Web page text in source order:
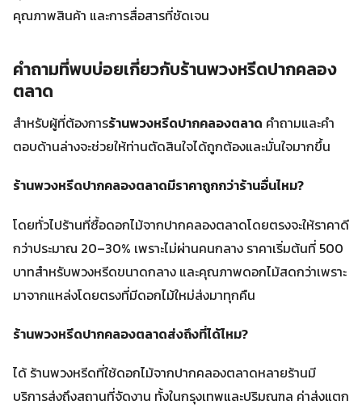
คุณภาพสินค้า และการสื่อสารที่ชัดเจน
คำถามที่พบบ่อยเกี่ยวกับร้านพวงหรีดปากคลอง
ตลาด
สำหรับผู้ที่ต้องการร้านพวงหรีดปากคลองตลาด คำถามและคำ
ตอบด้านล่างจะช่วยให้ท่านตัดสินใจได้ถูกต้องและมั่นใจมากขึ้น
ร้านพวงหรีดปากคลองตลาดมีราคาถูกกว่าร้านอื่นไหม?
โดยทั่วไปร้านที่ซื้อดอกไม้จากปากคลองตลาดโดยตรงจะให้ราคาดี
กว่าประมาณ 20–30% เพราะไม่ผ่านคนกลาง ราคาเริ่มต้นที่ 500
บาทสำหรับพวงหรีดขนาดกลาง และคุณภาพดอกไม้สดกว่าเพราะ
มาจากแหล่งโดยตรงที่มีดอกไม้ใหม่ส่งมาทุกคืน
ร้านพวงหรีดปากคลองตลาดส่งถึงที่ได้ไหม?
ได้ ร้านพวงหรีดที่ใช้ดอกไม้จากปากคลองตลาดหลายร้านมี
บริการส่งถึงสถานที่จัดงาน ทั้งในกรุงเทพและปริมณฑล ค่าส่งแตก